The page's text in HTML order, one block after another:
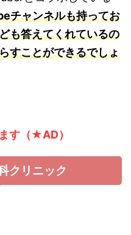
チャンネルも持ってお
も答えてくれているの
すことができるでしょ
す（★AD）
クリニック